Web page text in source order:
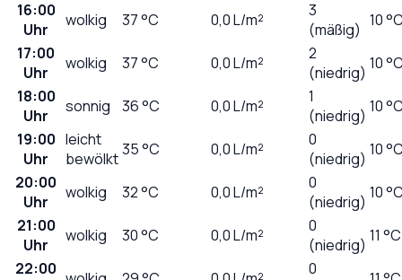
16:00
Uhr
wolkig 37°C 0,0L/m²
3
(mäßig) 10
17:00
Uhr
wolkig 37°C 0,0L/m²
2
(niedrig) 10
18:00
Uhr
sonnig 36°C 0,0L/m²
1
(niedrig) 10
19:00
Uhr
leicht
bewölkt35°C 0,0L/m²
0
(niedrig) 10
20:00
Uhr
wolkig 32°C 0,0L/m²
0
(niedrig) 10
21:00
Uhr
wolkig 30°C 0,0L/m²
0
(niedrig) 11 °C
22:00
0